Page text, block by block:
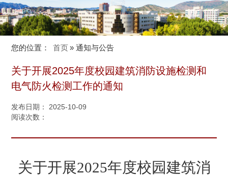
您的位置： 首页 » 通知与公告
关于开展2025年度校园建筑消防设施检测和
电气防火检测工作的通知
发布日期： 2025-10-09
阅读次数：
关于开展2025年度校园建筑消